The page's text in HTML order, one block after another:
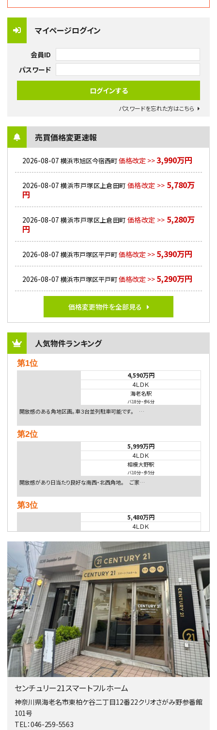
マイページログイン
会員ID
パスワード
パスワードを忘れた方はこちら
売買価格変更速報
2026-08-07 横浜市旭区今宿西町価格改定 >>3,990万円
2026-08-07 横浜市戸塚区上倉田町 価格改定 >> 5,780万
円
2026-08-07 横浜市戸塚区上倉田町 価格改定 >> 5,280万
円
2026-08-07 横浜市戸塚区平戸町価格改定 >> 5,390万円
2026-08-07 横浜市戸塚区平戸町価格改定 >> 5,290万円
価格変更物件を全部見る
人気物件ランキング
第1位
4,590万円
4ＬＤＫ
海老名駅
バ18分・歩6分
開放感のある角地区画。車３台並列駐車可能です。 …
第2位
5,999万円
4ＬＤＫ
相模大野駅
バ10分・歩5分
開放感があり日当たり良好な南西・北西角地。 ご家…
第3位
5,480万円
4ＬＤＫ
バ9分・歩4分
２０１５年６月築、積水ハウス施工住宅です。 南東…
第4位
4,080万円
4ＬＤＫ
淵野辺駅
歩17分
南側道路に面しており日当たり良好。 キッチンから…
第5位
3,680万円
4ＬＤＫ
橋本駅
第6位
センチュリー21スマートフルホーム
神奈川県海老名市東柏ケ谷二丁目12番22クリオさがみ野参番館
101号
TEL：046-259-5563